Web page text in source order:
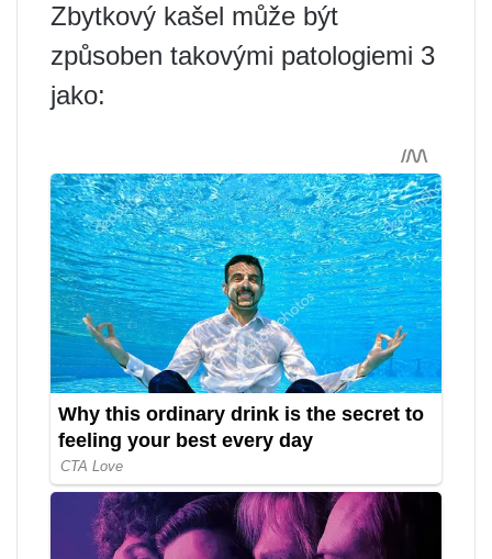
Zbytkový kašel může být
způsoben takovými patologiemi 3
jako: